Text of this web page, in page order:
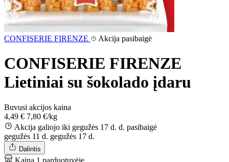
CONFISERIE FIRENZE Akcija pasibaigė
CONFISERIE FIRENZE
Lietiniai su šokolado įdaru
Buvusi akcijos kaina
4,49 € 7,80 €/kg
Akcija galiojo iki gegužės 17 d. d. pasibaigė
gegužės 11 d. gegužės 17 d.
Dalintis
Kaina 1 parduotuvėje